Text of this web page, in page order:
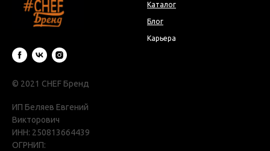
© 2021 CHEF Бренд
ИП Беляев Евгений
Викторович
ИНН: 250813664439
ОГРНИП:
Каталог
Блог
Карьера